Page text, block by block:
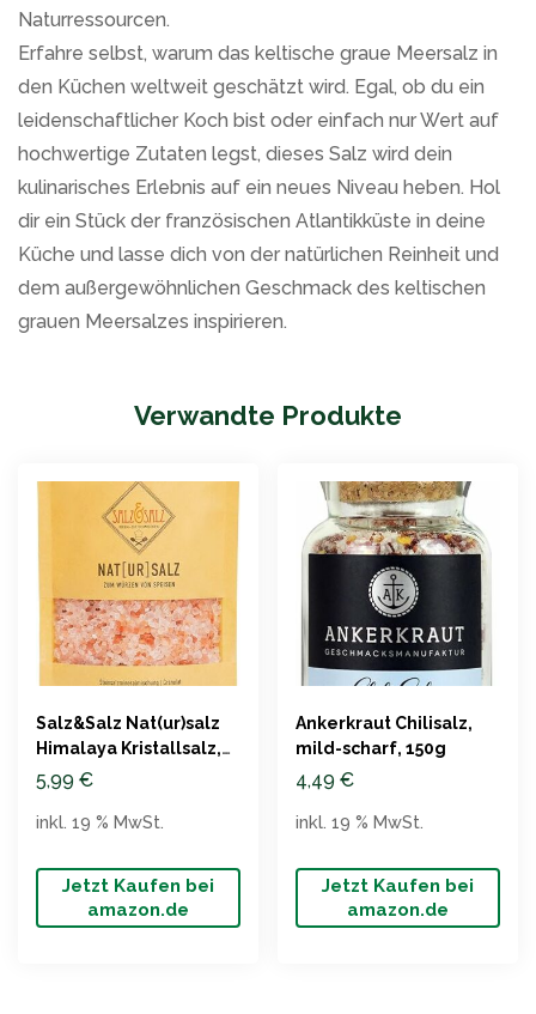
Naturressourcen.
Erfahre selbst, warum das keltische graue Meersalz in
den Küchen weltweit geschätzt wird. Egal, ob du ein
leidenschaftlicher Koch bist oder einfach nur Wert auf
hochwertige Zutaten legst, dieses Salz wird dein
kulinarisches Erlebnis auf ein neues Niveau heben. Hol
dir ein Stück der französischen Atlantikküste in deine
Küche und lasse dich von der natürlichen Reinheit und
dem außergewöhnlichen Geschmack des keltischen
grauen Meersalzes inspirieren.
Verwandte Produkte
Salz&Salz Nat(ur)salz
Himalaya Kristallsalz,
Grob & Fein, 400g &
5,99 €
Jetzt Kaufen bei
amazon.de
inkl. 19 % MwSt.
Ankerkraut Chilisalz,
mild-scharf, 150g
4,49 €
Jetzt Kaufen bei
amazon.de
inkl. 19 % MwSt.